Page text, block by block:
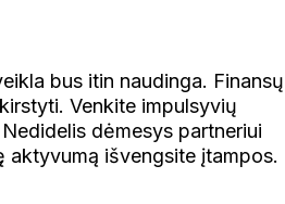
bus itin naudinga. Finansų
Venkite impulsyvių
dėmesys partneriui
aktyvumą išvengsite įtampos.